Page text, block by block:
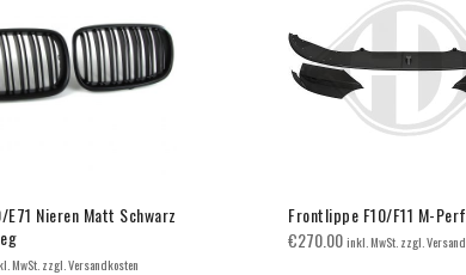
E71 Nieren Matt Schwarz
MwSt. zzgl. Versandkosten
Frontlippe F10/F11 M-
€270.00inkl. MwSt. zzgl.